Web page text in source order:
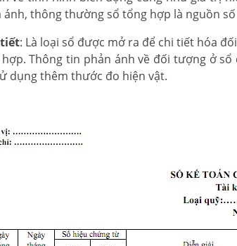
ánh, thông thường sổ tổng hợp là nguồn
tiết: Là loại sổ được mở ra để chi tiết hóa
Thông tin phản ánh về đối tượng ở
dụng thêm thước đo hiện vật.